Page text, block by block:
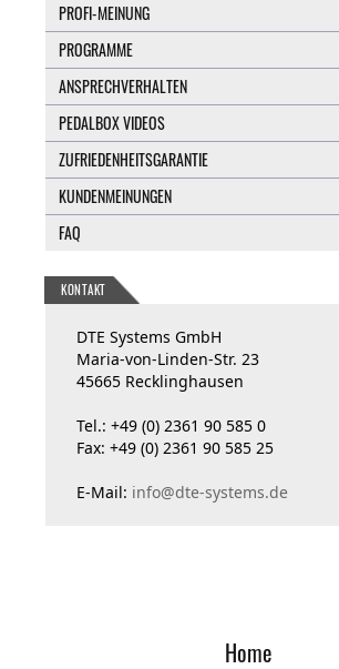
PROFI-MEINUNG
PROGRAMME
ANSPRECHVERHALTEN
PEDALBOX VIDEOS
ZUFRIEDENHEITSGARANTIE
KUNDENMEINUNGEN
FAQ
KONTAKT
DTE Systems GmbH
Maria-von-Linden-Str. 23
45665 Recklinghausen
Tel.: +49 (0) 2361 90 585 0
Fax: +49 (0) 2361 90 585 25
E-Mail: info@dte-systems.de
Home